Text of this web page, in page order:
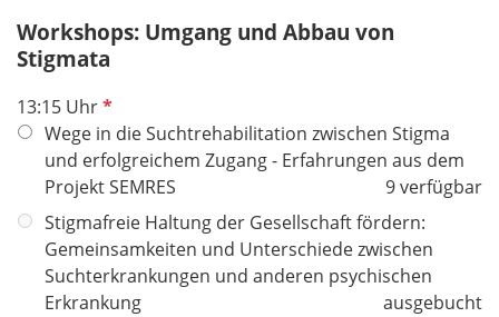
h
t
e
l
Workshops: Umgang und Abbau von
Stigmata
13:15 UhrP
f
l
i
c
h
f
Wege in die Suchtrehabilitation zwischen Stigma
und erfolgreichem Zugang - Erfahrungen aus dem
Projekt SEMRES
9 verfügbar
Stigmafreie Haltung der Gesellschaft fördern:
Gemeinsamkeiten und Unterschiede zwischen
Suchterkrankungen und anderen psychischen
Erkrankung
ausgebucht